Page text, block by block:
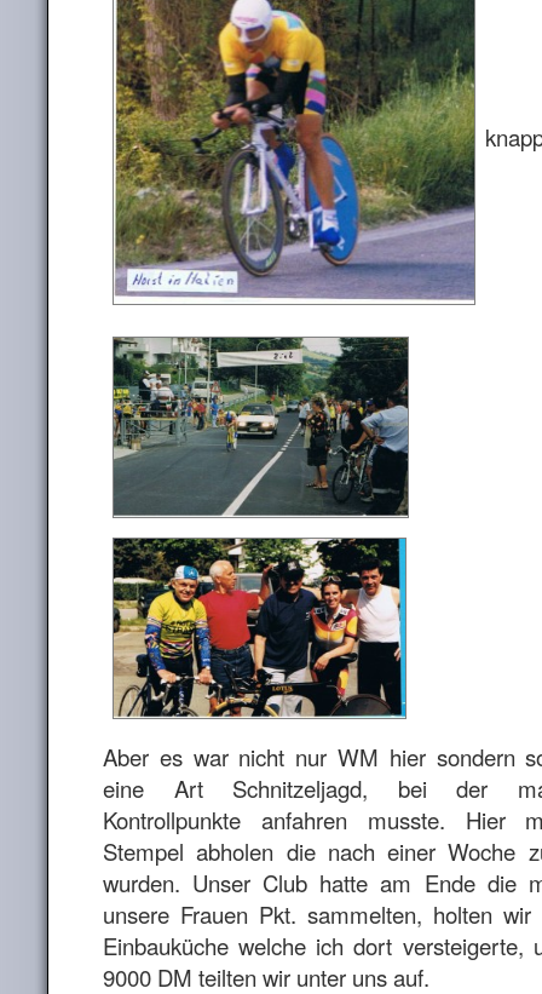
Aber es war nicht nur WM hier sondern
eine Art Schnitzeljagd, bei der
Kontrollpunkte anfahren musste. Hier
Stempel abholen die nach einer Woche
wurden. Unser Club hatte am Ende die
unsere Frauen Pkt. sammelten, holten
Einbauküche welche ich dort versteigerte,
9000 DM teilten wir unter uns auf.